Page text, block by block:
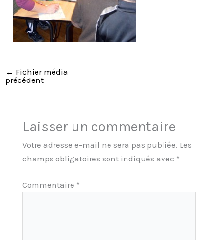
← Fichier média
précédent
Laisser un commentaire
Votre adresse e-mail ne sera pas publiée. Les
champs obligatoires sont indiqués avec *
Commentaire *